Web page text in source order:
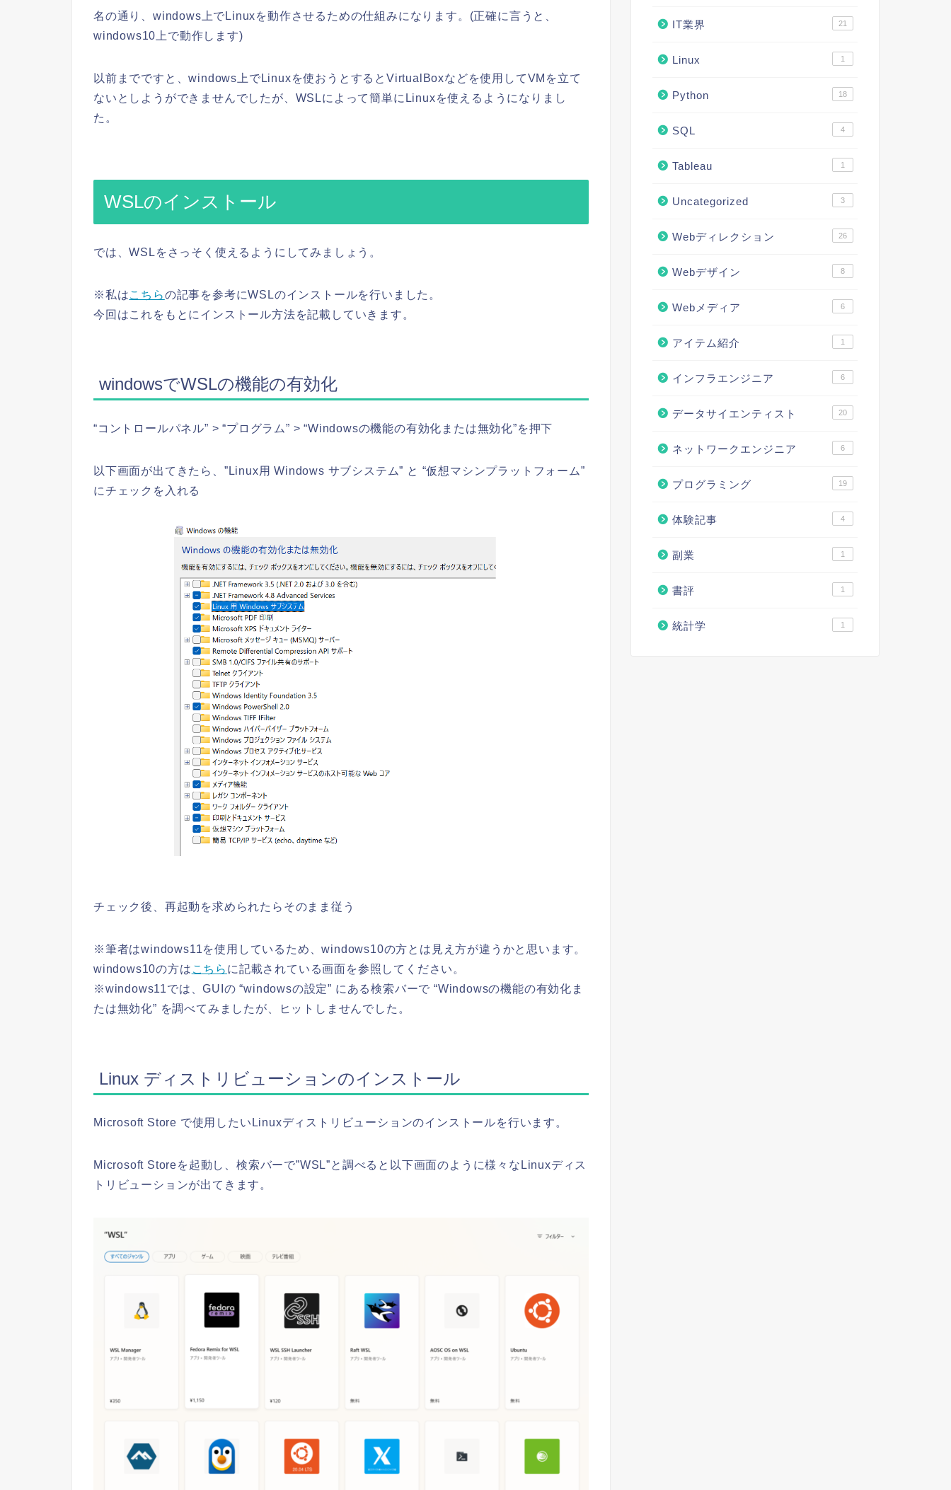
名の通り、windows上でLinuxを動作させるための仕組みになります。(正確に言うと、
windows10上で動作します)
以前までですと、windows上でLinuxを使おうとするとVirtualBoxなどを使用してVMを立て
ないとしようができませんでしたが、WSLによって簡単にLinuxを使えるようになりまし
た。
WSLのインストール
では、WSLをさっそく使えるようにしてみましょう。
※私はこちらの記事を参考にWSLのインストールを行いました。
今回はこれをもとにインストール方法を記載していきます。
windowsでWSLの機能の有効化
“コントロールパネル” > “プログラム” > “Windowsの機能の有効化または無効化”を押下
以下画面が出てきたら、”Linux用 Windows サブシステム” と “仮想マシンプラットフォーム”
にチェックを入れる
チェック後、再起動を求められたらそのまま従う
※筆者はwindows11を使用しているため、windows10の方とは見え方が違うかと思います。
windows10の方は こちら に記載されている画面を参照してください。
※windows11では、GUIの “windowsの設定” にある検索バーで “Windowsの機能の有効化ま
たは無効化” を調べてみましたが、ヒットしませんでした。
Linux ディストリビューションのインストール
Microsoft Store で使用したいLinuxディストリビューションのインストールを行います。
Microsoft Storeを起動し、検索バーで”WSL”と調べると以下画面のように様々なLinuxディス
トリビューションが出てきます。
IT業界 21
Linux 1
Python 18
SQL 4
Tableau 1
Uncategorized 3
Webディレクション 26
Webデザイン 8
Webメディア 6
アイテム紹介 1
インフラエンジニア 6
データサイエンティスト 20
ネットワークエンジニア 6
プログラミング 19
体験記事 4
副業 1
書評 1
統計学 1